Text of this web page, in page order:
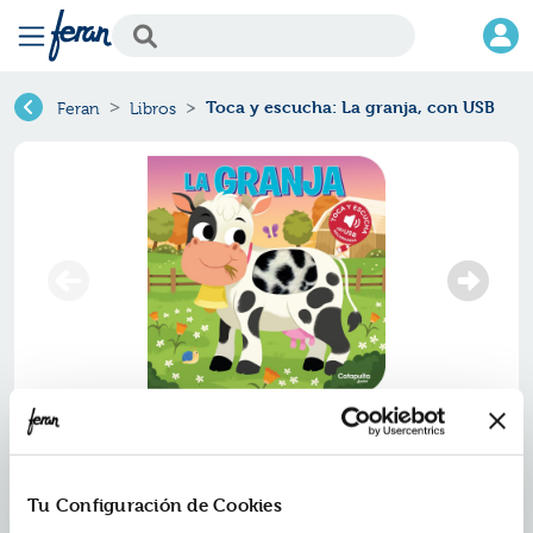
Tu Configuración de Cookies
Feran Libros Toca y escucha: La granja, con USB